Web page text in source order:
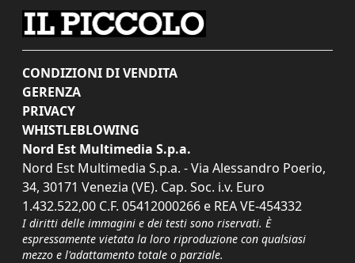
CONDIZIONI DI VENDITA
GERENZA
PRIVACY
WHISTLEBLOWING
Nord Est Multimedia S.p.a.
Nord Est Multimedia S.p.a. - Via Alessandro Poerio,
34, 30171 Venezia (VE). Cap. Soc. i.v. Euro
1.432.522,00 C.F. 05412000266 e REA VE-454332
I diritti delle immagini e dei testi sono riservati. È
espressamente vietata la loro riproduzione con qualsiasi
mezzo e l'adattamento totale o parziale.